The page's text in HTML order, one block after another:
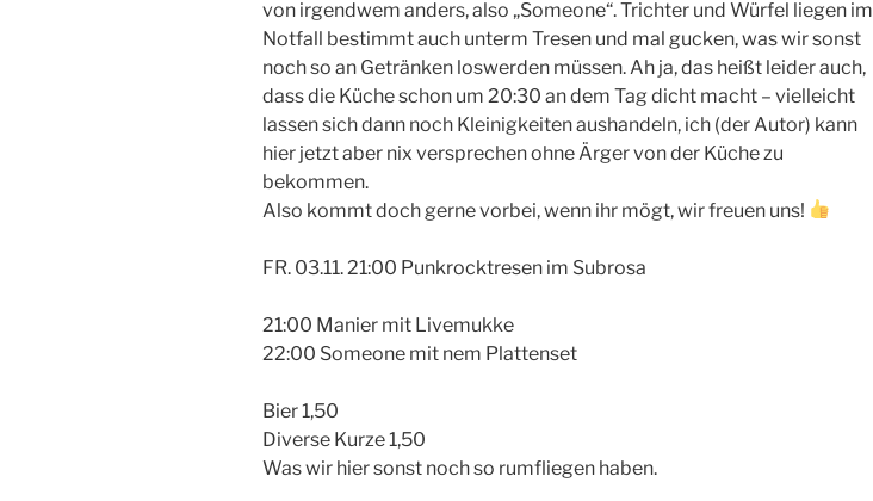
von irgendwem anders, also „Someone“. Trichter und Würfel liegen im
Notfall bestimmt auch unterm Tresen und mal gucken, was wir sonst
noch so an Getränken loswerden müssen. Ah ja, das heißt leider auch,
dass die Küche schon um 20:30 an dem Tag dicht macht – vielleicht
lassen sich dann noch Kleinigkeiten aushandeln, ich (der Autor) kann
hier jetzt aber nix versprechen ohne Ärger von der Küche zu
bekommen.
Also kommt doch gerne vorbei, wenn ihr mögt, wir freuen uns!
FR. 03.11. 21:00 Punkrocktresen im Subrosa
21:00 Manier mit Livemukke
22:00 Someone mit nem Plattenset
Bier 1,50
Diverse Kurze 1,50
Was wir hier sonst noch so rumfliegen haben.